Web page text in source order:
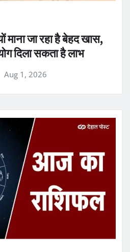
जा रहा है बेहद खास,
दिला सकता है लाभ
Aug 1, 2026